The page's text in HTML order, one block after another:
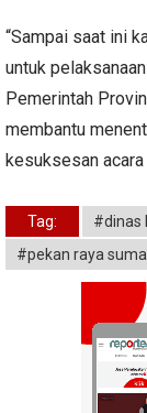
“Sampai saat ini
untuk
Pemerintah
membantu
kesuksesan acara
Tag: #dinas
#pekan raya